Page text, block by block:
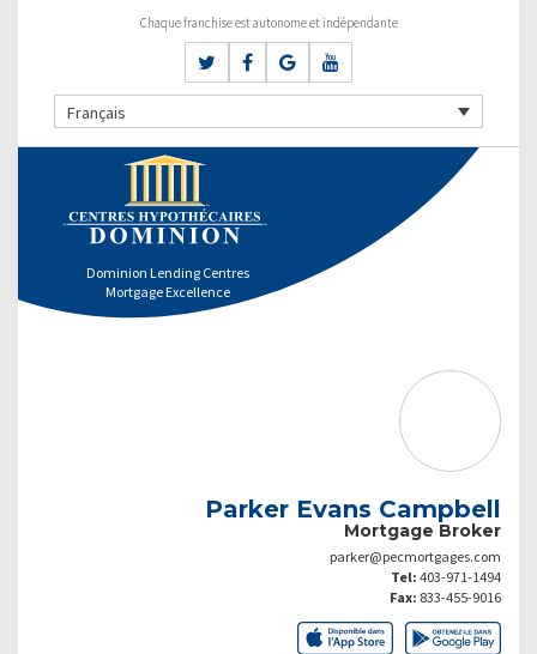
Chaque franchise est autonome et indépendante
Français
Dominion Lending Centres
Mortgage Excellence
Parker Evans Campbell
Mortgage Broker
parker@pecmortgages.com
Tel: 403-971-1494
Fax: 833-455-9016